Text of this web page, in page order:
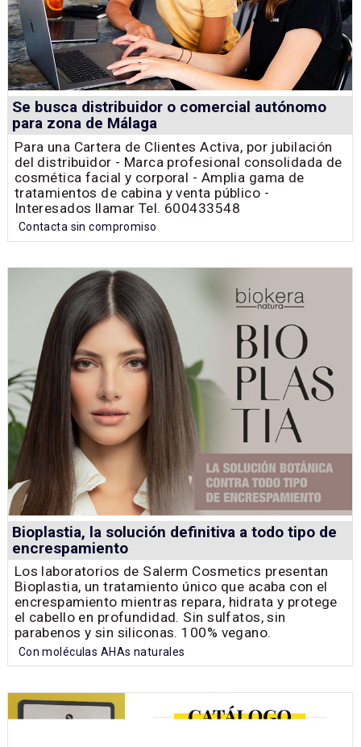
Se busca distribuidor o comercial autónomo
para zona de Málaga
Para una Cartera de Clientes Activa, por jubilación
del distribuidor - Marca profesional consolidada de
cosmética facial y corporal - Amplia gama de
tratamientos de cabina y venta público -
Interesados llamar Tel. 600433548
Contacta sin compromiso
Bioplastia, la solución definitiva a todo tipo de
encrespamiento
Los laboratorios de Salerm Cosmetics presentan
Bioplastia, un tratamiento único que acaba con el
encrespamiento mientras repara, hidrata y protege
el cabello en profundidad. Sin sulfatos, sin
parabenos y sin siliconas. 100% vegano.
Con moléculas AHAs naturales